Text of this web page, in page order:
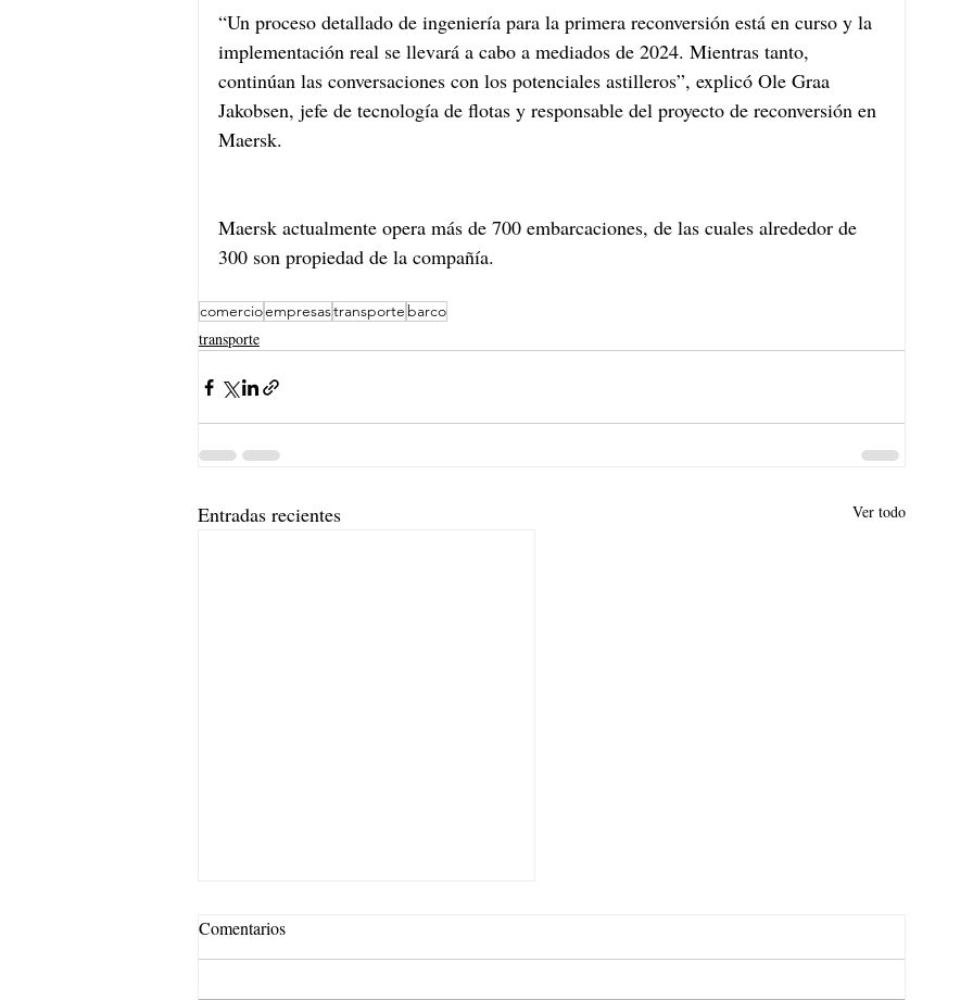
“Un proceso detallado de ingeniería para la primera reconversión está en curso y la
implementación real se llevará a cabo a mediados de 2024. Mientras tanto,
continúan las conversaciones con los potenciales astilleros”, explicó Ole Graa
Jakobsen, jefe de tecnología de flotas y responsable del proyecto de reconversión en
Maersk.
Maersk actualmente opera más de 700 embarcaciones, de las cuales alrededor de
300 son propiedad de la compañía.
comercioempresastransporte barco
transporte
Entradas recientes Ver todo
Comentarios